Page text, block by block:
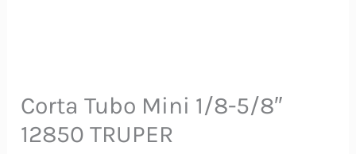
Corta Tubo Mini 1/8-5/8″
12850 TRUPER